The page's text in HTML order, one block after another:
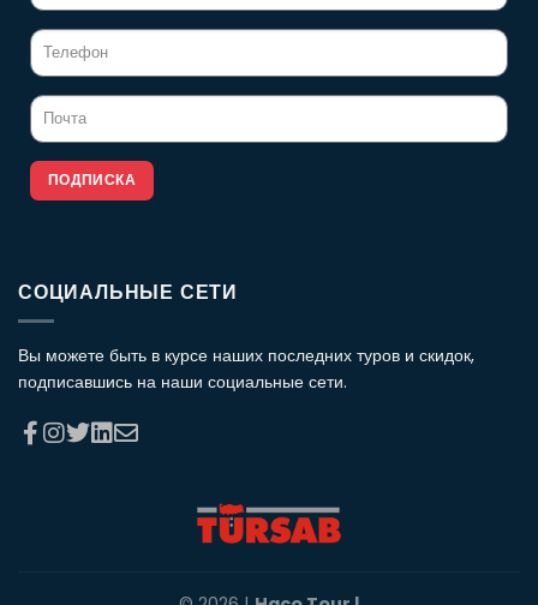
ПОДПИСКА
СОЦИАЛЬНЫЕ СЕТИ
Вы можете быть в курсе наших последних туров и скидок,
подписавшись на наши социальные сети.